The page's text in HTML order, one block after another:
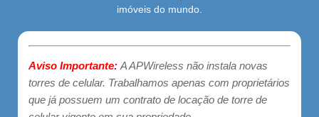
imóveis do mundo.
Aviso Importante: A APWireless não instala novas
torres de celular. Trabalhamos apenas com proprietários
que já possuem um contrato de locação de torre de